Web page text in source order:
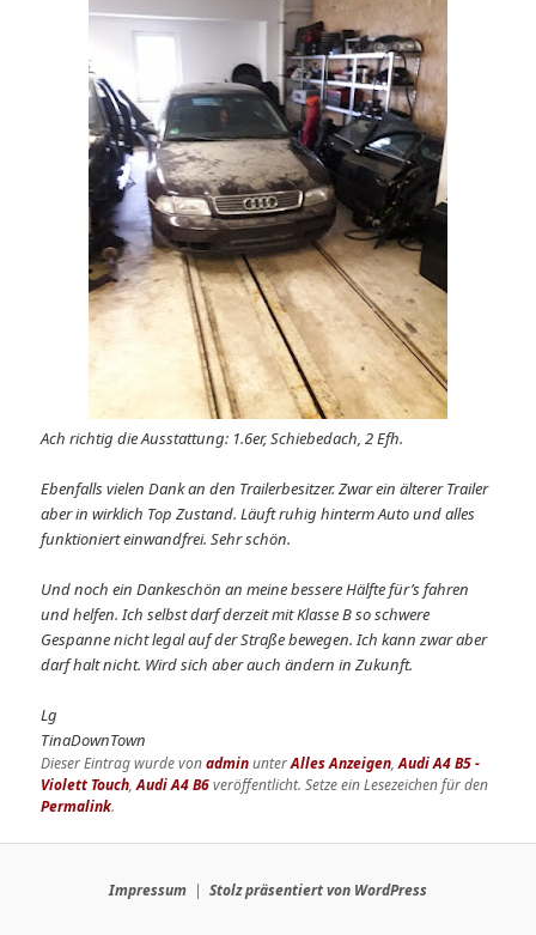
Ach richtig die Ausstattung: 1.6er, Schiebedach, 2 Efh.
Ebenfalls vielen Dank an den Trailerbesitzer. Zwar ein älterer Trailer
aber in wirklich Top Zustand. Läuft ruhig hinterm Auto und alles
funktioniert einwandfrei. Sehr schön.
Und noch ein Dankeschön an meine bessere Hälfte für’s fahren
und helfen. Ich selbst darf derzeit mit Klasse B so schwere
Gespanne nicht legal auf der Straße bewegen. Ich kann zwar aber
darf halt nicht. Wird sich aber auch ändern in Zukunft.
Lg
TinaDownTown
Dieser Eintrag wurde vonadminunterAlles Anzeigen,Audi A4 B5 -
Violett Touch,Audi A4 B6veröffentlicht. Setze ein Lesezeichen für den
Permalink.
Impressum Stolz präsentiert von WordPress